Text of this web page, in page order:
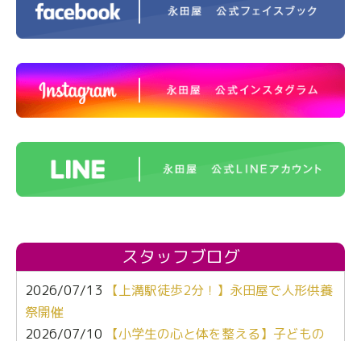
スタッフブログ
2026/07/13
【上溝駅徒歩2分！】永田屋で人形供養
祭開催
2026/07/10
【小学生の心と体を整える】子どもの